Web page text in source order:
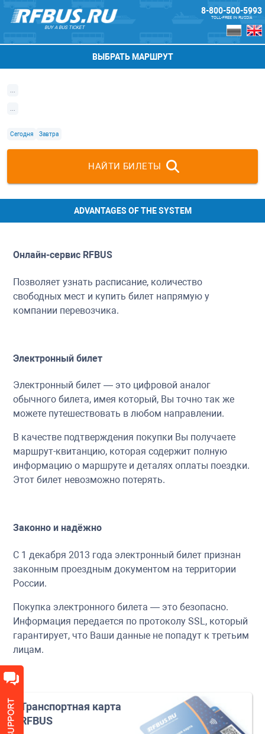
BUY A BUS TICKET
8-800-500-5993
TOLL-FREE IN RUSSIA
ВЫБРАТЬ МАРШРУТ
Сегодня Завтра
НАЙТИ БИЛЕТЫ
ADVANTAGES OF THE SYSTEM
Онлайн-сервис RFBUS
Позволяет узнать расписание, количество
свободных мест и купить билет напрямую у
компании перевозчика.
Электронный билет
Электронный билет — это цифровой аналог
обычного билета, имея который, Вы точно так же
можете путешествовать в любом направлении.
В качестве подтверждения покупки Вы получаете
маршрут-квитанцию, которая содержит полную
информацию о маршруте и деталях оплаты поездки.
Этот билет невозможно потерять.
Законно и надёжно
С 1 декабря 2013 года электронный билет признан
законным проездным документом на территории
России.
Покупка электронного билета — это безопасно.
Информация передается по протоколу SSL, который
гарантирует, что Ваши данные не попадут к третьим
лицам.
Транспортная карта
RFBUS